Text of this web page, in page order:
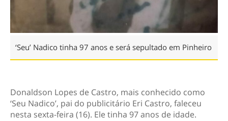
‘Seu’ Nadico tinha 97 anos e será sepultado em Pinheiro
Donaldson Lopes de Castro, mais conhecido como
‘Seu Nadico’, pai do publicitário Eri Castro, faleceu
nesta sexta-feira (16). Ele tinha 97 anos de idade.